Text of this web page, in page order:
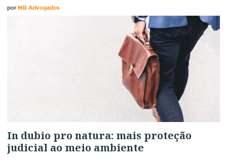
porMB Advogados
In dubio pro natura: mais proteção
judicial ao meio ambiente